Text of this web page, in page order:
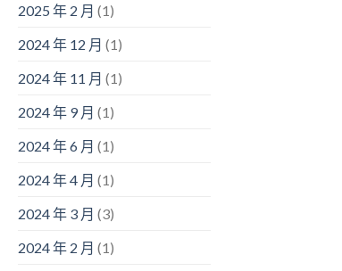
2025 年 2 月 (1)
2024 年 12 月 (1)
2024 年 11 月 (1)
2024 年 9 月 (1)
2024 年 6 月 (1)
2024 年 4 月 (1)
2024 年 3 月 (3)
2024 年 2 月 (1)